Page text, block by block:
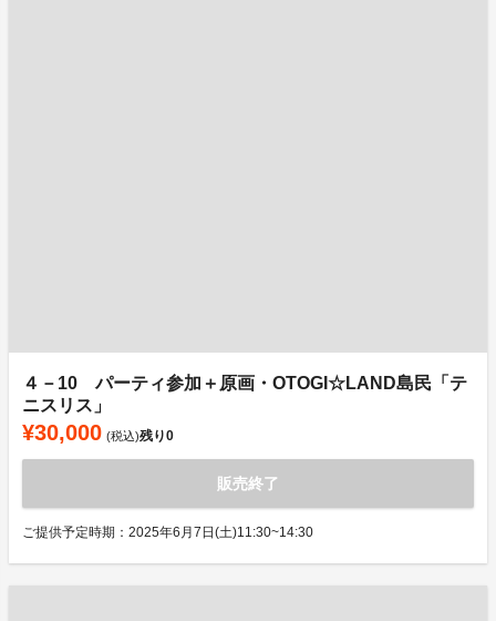
４－10 パーティ参加＋原画・OTOGI☆LAND島民「テ
ニスリス」
¥30,000 (税込)残り0
販売終了
ご提供予定時期：2025年6月7日(土)11:30~14:30